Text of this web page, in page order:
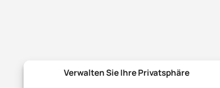
Verwalten Sie Ihre Privatsphäre